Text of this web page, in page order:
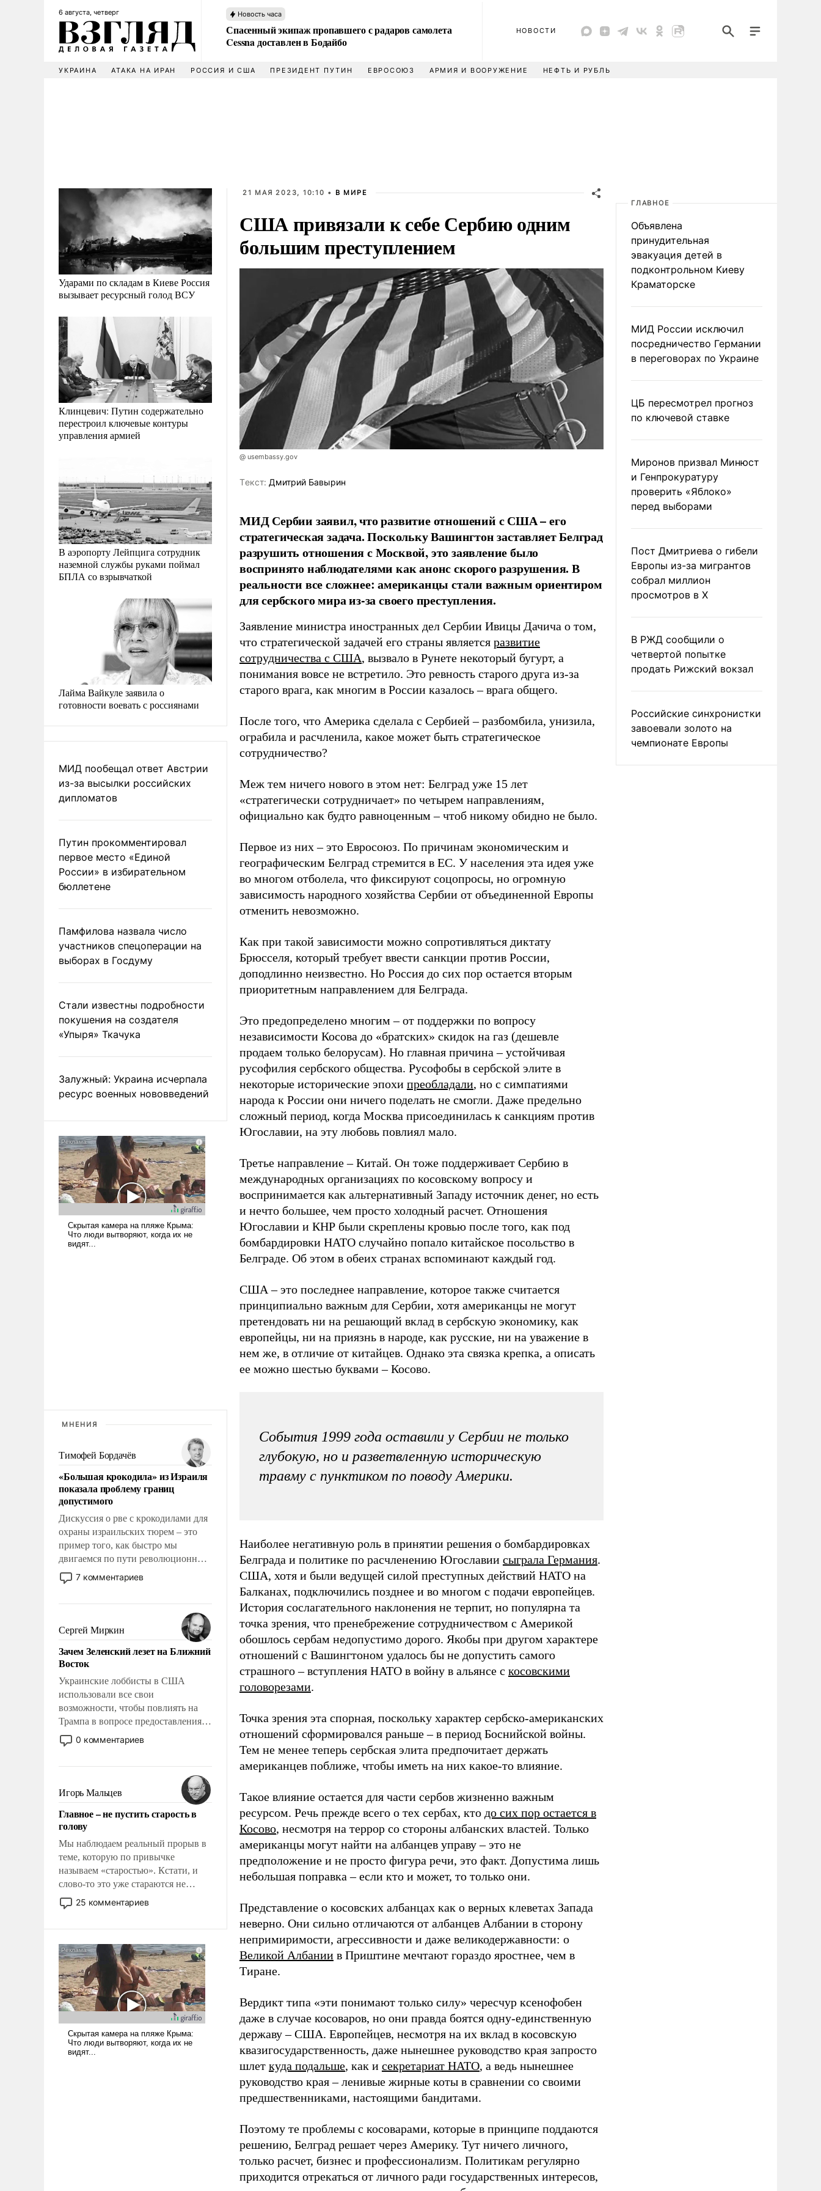
6 августа, четверг Новость часа
Спасенный экипаж пропавшего с радаров самолета
Cessna доставлен в Бодайбо
НОВОСТИ
УКРАИНА АТАКА НА ИРАН РОССИЯ И США ПРЕЗИДЕНТ ПУТИН ЕВРОСОЮЗ АРМИЯ И ВООРУЖЕНИЕ НЕФТЬ И РУБЛЬ
Ударами по складам в Киеве Россия
вызывает ресурсный голод ВСУ
Клинцевич: Путин содержательно
перестроил ключевые контуры
управления армией
В аэропорту Лейпцига сотрудник
наземной службы руками поймал
БПЛА со взрывчаткой
Лайма Вайкуле заявила о
готовности воевать с россиянами
МИД пообещал ответ Австрии
из-за высылки российских
дипломатов
Путин прокомментировал
первое место «Единой
России» в избирательном
бюллетене
Памфилова назвала число
участников спецоперации на
выборах в Госдуму
Стали известны подробности
покушения на создателя
«Упыря» Ткачука
Залужный: Украина исчерпала
ресурс военных нововведений
МНЕНИЯ
Тимофей Бордачёв
«Большая крокодила» из Израиля
показала проблему границ
допустимого
Дискуссия о рве с крокодилами для
охраны израильских тюрем – это
пример того, как быстро мы
двигаемся по пути революционных
изменений. То, что несколько лет
назад было образом для
7 комментариев
Сергей Миркин
Зачем Зеленский лезет на Ближний
Восток
Украинские лоббисты в США
использовали все свои
возможности, чтобы повлиять на
Трампа в вопросе предоставления
вооружений своим нанимателям.
Вероятно, кому-то из тех, кто
продемонстрировать, что Украина
вступила в вооруженное
противостояние с Ираном.
0 комментариев
Игорь Мальцев
Главное – не пустить старость в
голову
Мы наблюдаем реальный прорыв в
теме, которую по привычке
называем «старостью». Кстати, и
слово-то это уже стараются не
использовать – так же, как «бабка»,
«дед», – хотя бы в образованной
25 комментариев
21 МАЯ 2023, 10:10 • В МИРЕ
США привязали к себе Сербию одним
большим преступлением
@ usembassy.gov
Tекст: Дмитрий Бавырин
МИД Сербии заявил, что развитие отношений с США – его
стратегическая задача. Поскольку Вашингтон заставляет Белград
разрушить отношения с Москвой, это заявление было
воспринято наблюдателями как анонс скорого разрушения. В
реальности все сложнее: американцы стали важным ориентиром
для сербского мира из-за своего преступления.
Заявление министра иностранных дел Сербии Ивицы Дачича о том,
что стратегической задачей его страны является развитие
сотрудничества с США, вызвало в Рунете некоторый бугурт, а
понимания вовсе не встретило. Это ревность старого друга из-за
старого врага, как многим в России казалось – врага общего.
После того, что Америка сделала с Сербией – разбомбила, унизила,
ограбила и расчленила, какое может быть стратегическое
сотрудничество?
Меж тем ничего нового в этом нет: Белград уже 15 лет
«стратегически сотрудничает» по четырем направлениям,
официально как будто равноценным – чтоб никому обидно не было.
Первое из них – это Евросоюз. По причинам экономическим и
географическим Белград стремится в ЕС. У населения эта идея уже
во многом отболела, что фиксируют соцопросы, но огромную
зависимость народного хозяйства Сербии от объединенной Европы
отменить невозможно.
Как при такой зависимости можно сопротивляться диктату
Брюсселя, который требует ввести санкции против России,
доподлинно неизвестно. Но Россия до сих пор остается вторым
приоритетным направлением для Белграда.
Это предопределено многим – от поддержки по вопросу
независимости Косова до «братских» скидок на газ (дешевле
продаем только белорусам). Но главная причина – устойчивая
русофилия сербского общества. Русофобы в сербской элите в
некоторые исторические эпохи преобладали, но с симпатиями
народа к России они ничего поделать не смогли. Даже предельно
сложный период, когда Москва присоединилась к санкциям против
Югославии, на эту любовь повлиял мало.
Третье направление – Китай. Он тоже поддерживает Сербию в
международных организациях по косовскому вопросу и
воспринимается как альтернативный Западу источник денег, но есть
и нечто большее, чем просто холодный расчет. Отношения
Югославии и КНР были скреплены кровью после того, как под
бомбардировки НАТО случайно попало китайское посольство в
Белграде. Об этом в обеих странах вспоминают каждый год.
США – это последнее направление, которое также считается
принципиально важным для Сербии, хотя американцы не могут
претендовать ни на решающий вклад в сербскую экономику, как
европейцы, ни на приязнь в народе, как русские, ни на уважение в
нем же, в отличие от китайцев. Однако эта связка крепка, а описать
ее можно шестью буквами – Косово.
События 1999 года оставили у Сербии не только
глубокую, но и разветвленную историческую
травму с пунктиком по поводу Америки.
Наиболее негативную роль в принятии решения о бомбардировках
Белграда и политике по расчленению Югославии сыграла Германия.
США, хотя и были ведущей силой преступных действий НАТО на
Балканах, подключились позднее и во многом с подачи европейцев.
История сослагательного наклонения не терпит, но популярна та
точка зрения, что пренебрежение сотрудничеством с Америкой
обошлось сербам недопустимо дорого. Якобы при другом характере
отношений с Вашингтоном удалось бы не допустить самого
страшного – вступления НАТО в войну в альянсе с косовскими
головорезами.
Точка зрения эта спорная, поскольку характер сербско-американских
отношений сформировался раньше – в период Боснийской войны.
Тем не менее теперь сербская элита предпочитает держать
американцев поближе, чтобы иметь на них какое-то влияние.
Такое влияние остается для части сербов жизненно важным
ресурсом. Речь прежде всего о тех сербах, кто до сих пор остается в
Косово, несмотря на террор со стороны албанских властей. Только
американцы могут найти на албанцев управу – это не
предположение и не просто фигура речи, это факт. Допустима лишь
небольшая поправка – если кто и может, то только они.
Представление о косовских албанцах как о верных клеветах Запада
неверно. Они сильно отличаются от албанцев Албании в сторону
непримиримости, агрессивности и даже великодержавности: о
Великой Албании в Приштине мечтают гораздо яростнее, чем в
Тиране.
Вердикт типа «эти понимают только силу» чересчур ксенофобен
даже в случае косоваров, но они правда боятся одну-единственную
державу – США. Европейцев, несмотря на их вклад в косовскую
квазигосударственность, даже нынешнее руководство края запросто
шлет куда подальше, как и секретариат НАТО, а ведь нынешнее
руководство края – ленивые жирные коты в сравнении со своими
предшественниками, настоящими бандитами.
Поэтому те проблемы с косоварами, которые в принципе поддаются
решению, Белград решает через Америку. Тут ничего личного,
только расчет, бизнес и профессионализм. Политикам регулярно
приходится отрекаться от личного ради государственных интересов,
ГЛАВНОЕ
Объявлена
принудительная
эвакуация детей в
подконтрольном Киеву
Краматорске
МИД России исключил
посредничество Германии
в переговорах по Украине
ЦБ пересмотрел прогноз
по ключевой ставке
Миронов призвал Минюст
и Генпрокуратуру
проверить «Яблоко»
перед выборами
Пост Дмитриева о гибели
Европы из-за мигрантов
собрал миллион
просмотров в X
В РЖД сообщили о
четвертой попытке
продать Рижский вокзал
Российские синхронистки
завоевали золото на
чемпионате Европы